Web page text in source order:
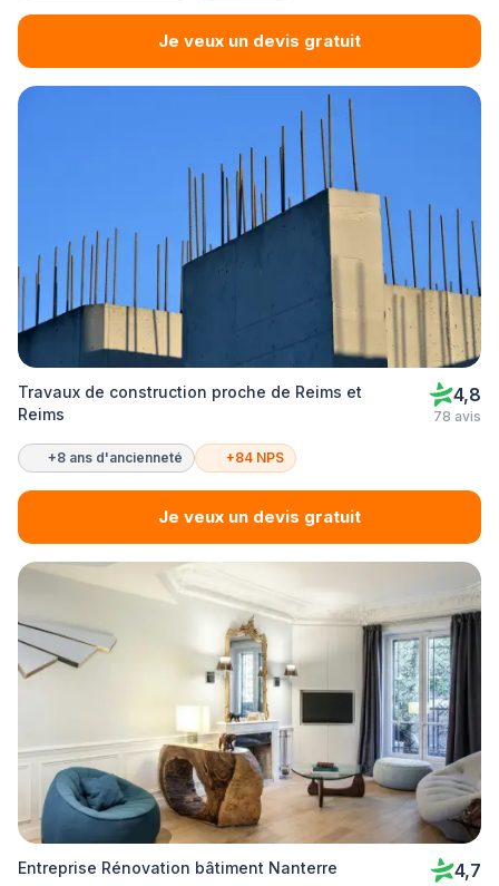
Je veux un devis gratuit
Travaux de construction proche de Reims et
Reims
4,8
78 avis
+8 ans d'ancienneté +84 NPS
Je veux un devis gratuit
Entreprise Rénovation bâtiment Nanterre 4,7